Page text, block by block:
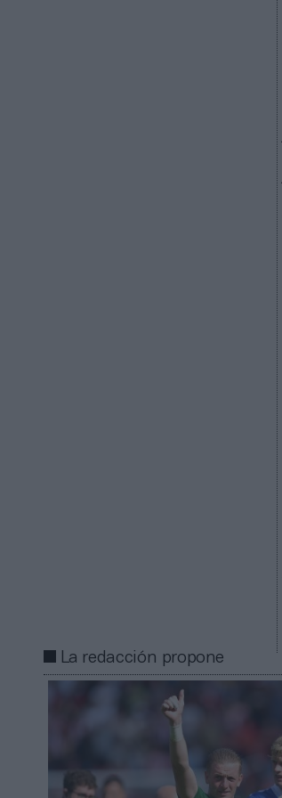
La redacción propone